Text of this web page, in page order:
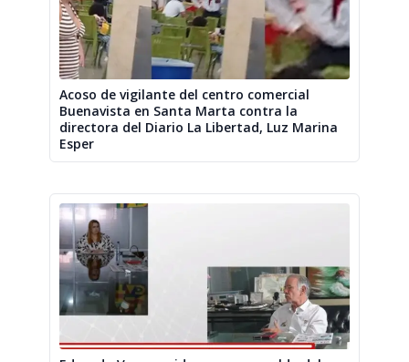
Acoso de vigilante del centro comercial
Buenavista en Santa Marta contra la
directora del Diario La Libertad, Luz Marina
Esper